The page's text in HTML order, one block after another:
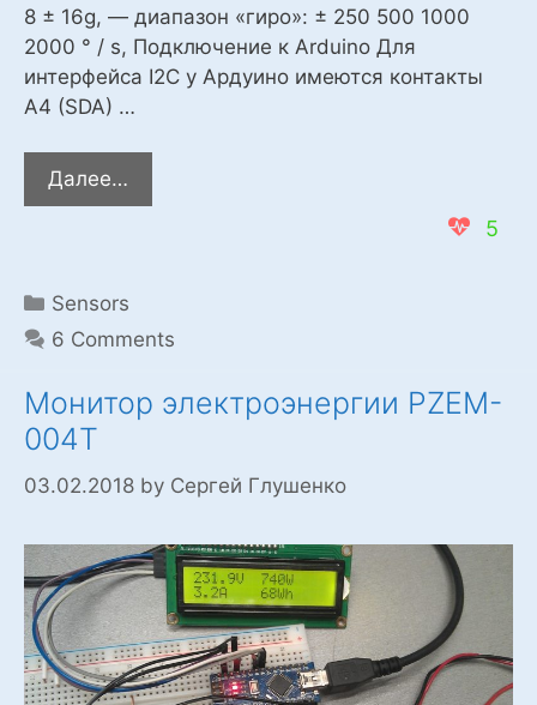
8 ± 16g, — диапазон «гиро»: ± 250 500 1000
2000 ° / s, Подключение к Arduino Для
интерфейса I2C у Ардуино имеются контакты
A4 (SDA) …
Далее…
521
с
гироскопом,
термометром
6050
5
Categories
Sensors
6 Comments
Монитор электроэнергии PZEM-
004T
03.02.2018 by Сергей Глушенко